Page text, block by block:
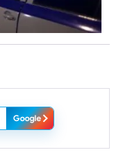
Google